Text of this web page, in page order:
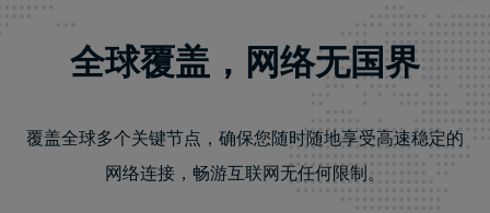
全球覆盖，网络无国界
覆盖全球多个关键节点，确保您随时随地享受高速稳定的
网络连接，畅游互联网无任何限制。